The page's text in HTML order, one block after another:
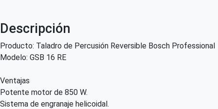
Descripción
Producto: Taladro de Percusión Reversible Bosch Professional
Modelo: GSB 16 RE
Ventajas
Potente motor de 850 W.
Sistema de engranaje helicoidal.